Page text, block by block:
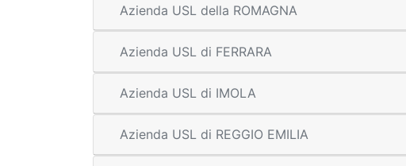
Azienda USL della ROMAGNA
Azienda USL di FERRARA
Azienda USL di IMOLA
Azienda USL di REGGIO EMILIA